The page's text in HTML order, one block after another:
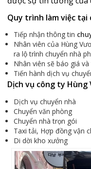
Quy trình làm việc tại
Tiếp nhận thông tin
Nhân viên của Hùng
ra lộ trình chuyển nhà
Nhân viên sẽ báo giá
Tiến hành dịch vụ
Dịch vụ công ty Hùng
Dịch vụ chuyển nhà
Chuyển văn phòng
Chuyển nhà trọn gói
Taxi tải, Hợp đồng vận
Di dời kho xưởng